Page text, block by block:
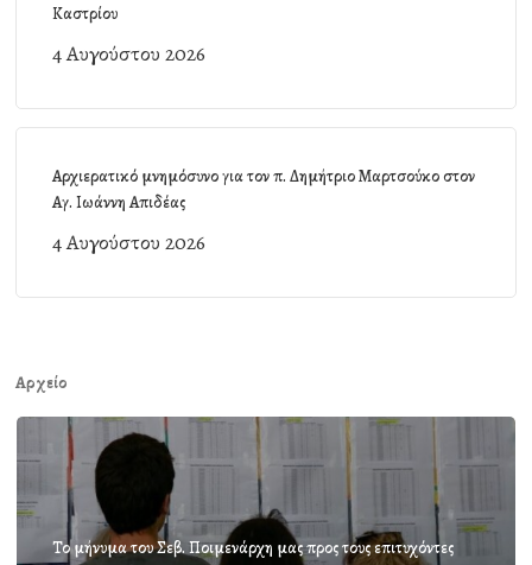
Καστρίου
4 Αυγούστου 2026
Αρχιερατικό μνημόσυνο για τον π. Δημήτριο Μαρτσούκο στον
Αγ. Ιωάννη Απιδέας
4 Αυγούστου 2026
Αρχείο
Το μήνυμα του Σεβ. Ποιμενάρχη μας προς τους επιτυχόντες